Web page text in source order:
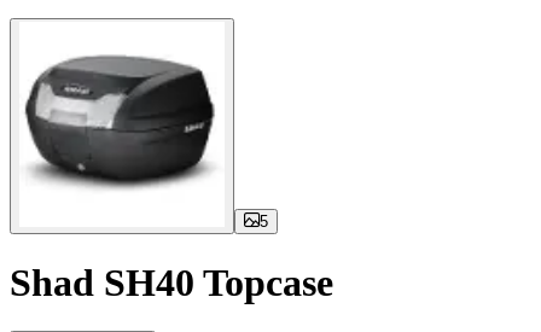
5
Shad SH40 Topcase